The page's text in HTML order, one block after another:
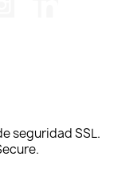
seguridad SSL.